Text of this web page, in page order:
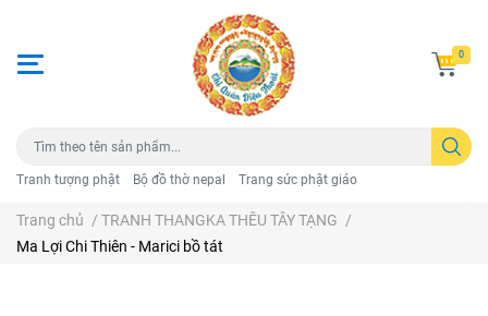
Tranh tượng phật Bộ đồ thờ nepal Trang sức phật giáo
0
Trang chủ / TRANH THANGKA THÊU TÂY TẠNG /
Ma Lợi Chi Thiên - Marici bồ tát